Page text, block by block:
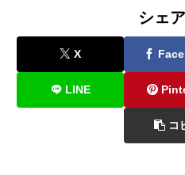
シェ
X
LINE
コ